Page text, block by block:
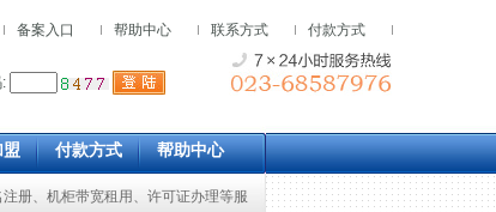
备案入口 帮助中心 联系方式 付款方式
付款方式 帮助中心
注册、 机柜带宽租用、 许可证办理等服